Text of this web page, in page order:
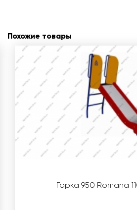
Похожие товары
Горка 950 Romana